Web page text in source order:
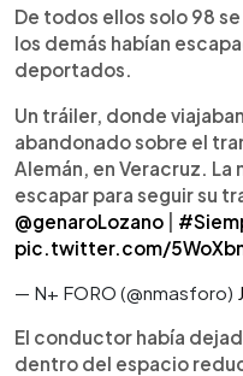
De todos ellos solo 98
los demás habían
deportados.
Un tráiler, donde
abandonado sobre el
Alemán, en Veracruz.
escapar para seguir su
@genaroLozano
pic.twitter.com/
— N+ FORO (@nmasforo)
El conductor había
dentro del espacio